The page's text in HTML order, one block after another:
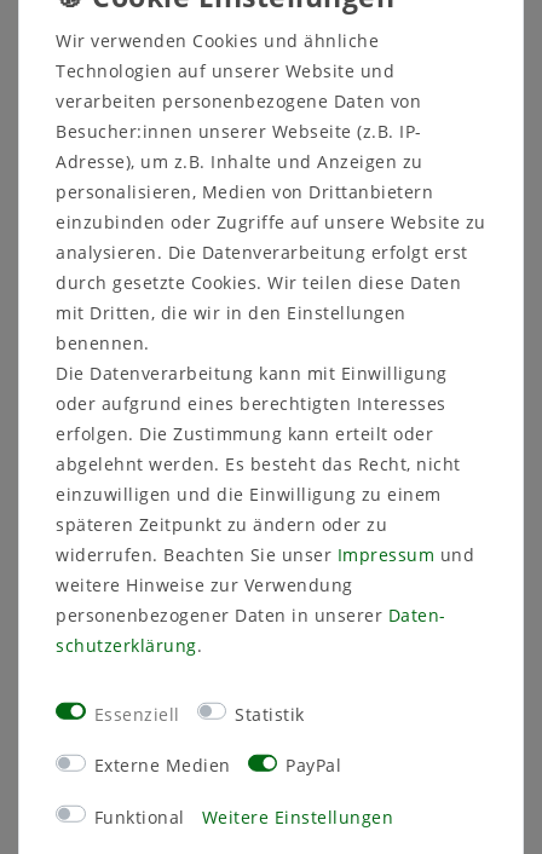
Rarität Fritillaria meleagris
Schachbrettblume (Fritillaria meleagris)
Syn.: Schachblume, Kiebitzei
Lat.: Fritillaria meleagris
Familie: Liliengewächs Heimat: Europa,
Kaukasus
20 Samen
Blume des Jahres 1993
Die Schachbrettblume fällt durch ihre
eigenwilligen, glockenförmigen, purpurfarbenen
(in der Natur sehr selten weißen oder
grünlichweiß) Blüten mit dem besonders
auffälligen Schachbrettmuster auf.
Die Blütezeit ist von April bis Mai. Die Pflanze
wird ca. 15 bis 25 Zentimeter hoch und hat
schmale graugrüne Blätter.
Standort: sonnig bis halbschattig, kein
trockener, verdichteter Boden, besser ist ein
leicht saurer, humoser, durchlässiger Boden
Die Art ( Schachbrettblume) ist vom
Aussterben bedroht und ist daher
wurde sie 1993 zur Blume des Jahres
Kulturbeständen direkt vom Züchter.
Wir verwenden Cookies und ähnliche
Technologien auf unserer Website und
verarbeiten personenbezogene Daten von
Besucher:innen unserer Webseite (z.B. IP-
Adresse), um z.B. Inhalte und Anzeigen zu
personalisieren, Medien von Drittanbietern
einzubinden oder Zugriffe auf unsere Website zu
analysieren. Die Datenverarbeitung erfolgt erst
durch gesetzte Cookies. Wir teilen diese Daten
mit Dritten, die wir in den Einstellungen
benennen.
Die Datenverarbeitung kann mit Einwilligung
oder aufgrund eines berechtigten Interesses
erfolgen. Die Zustimmung kann erteilt oder
abgelehnt werden. Es besteht das Recht, nicht
einzuwilligen und die Einwilligung zu einem
späteren Zeitpunkt zu ändern oder zu
widerrufen. Beachten Sie unser Impressum und
weitere Hinweise zur Verwendung
personenbezogener Daten in unserer Daten­
schutz­erklärung.
Essenziell Statistik
Externe Medien PayPal
Funktional Weitere Einstellungen